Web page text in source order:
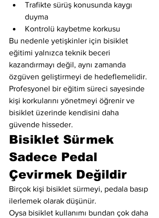
Trafikte sürüş konusunda kaygı
duyma
Kontrolü kaybetme korkusu
Bu nedenle yetişkinler için bisiklet
eğitimi yalnızca teknik beceri
kazandırmayı değil, aynı zamanda
özgüven geliştirmeyi de hedeflemelidir.
Profesyonel bir eğitim süreci sayesinde
kişi korkularını yönetmeyi öğrenir ve
bisiklet üzerinde kendisini daha
güvende hisseder.
Bisiklet Sürmek
Sadece Pedal
Çevirmek Değildir
Birçok kişi bisiklet sürmeyi, pedala basıp
ilerlemek olarak düşünür.
Oysa bisiklet kullanımı bundan çok daha